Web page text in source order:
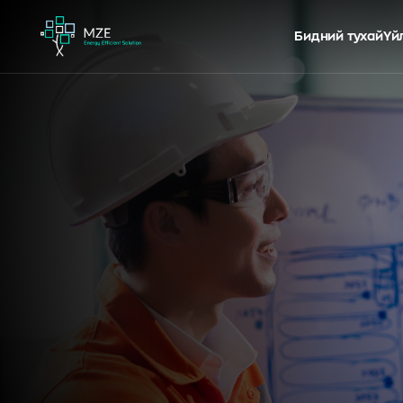
Бидний тухай